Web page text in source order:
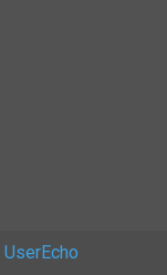
UserEcho